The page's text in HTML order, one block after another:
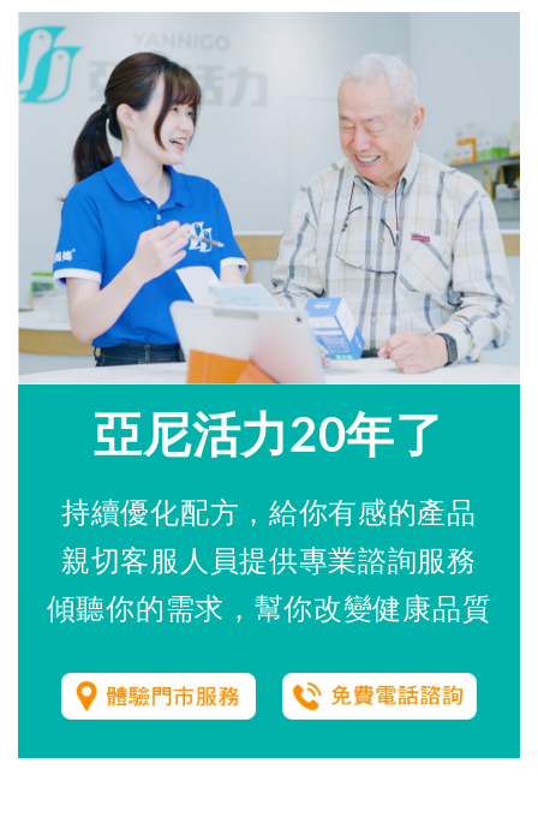
亞尼活力20年了
持續優化配方，給你有感的產品
親切客服人員提供專業諮詢服務
傾聽你的需求，幫你改變健康品質